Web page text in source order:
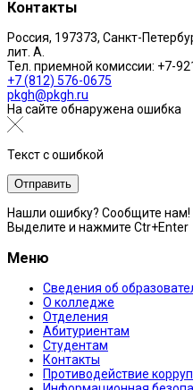
Контакты
Россия, 197373, Санкт-
лит. A.
Тел. приемной комиссии: +7-
+7 (812) 576-0675
pkgh@pkgh.ru
На сайте обнаружена ошибка
Текст с ошибкой
Нашли ошибку? Сообщите нам!
Выделите и нажмите Ctr+Enter
Меню
Сведения об
О колледже
Отделения
Абитуриентам
Студентам
Контакты
Противодействие